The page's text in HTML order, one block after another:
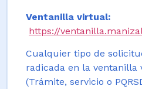
Ventanilla virtual:
https://
Cualquier tipo de
radicada en la ventanilla
(Trámite, servicio o